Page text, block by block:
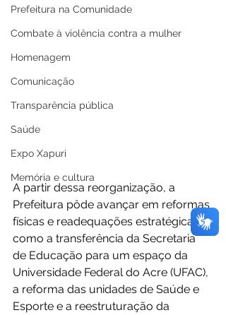
Prefeitura na Comunidade
Combate à violência contra a mulher
Homenagem
Comunicação
Transparência pública
Saúde
Expo Xapuri
Memória e cultura
A partir dessa reorganização, a
Prefeitura pôde avançar em reformas
físicas e readequações estratégicas,
como a transferência da Secretaria
de Educação para um espaço da
Universidade Federal do Acre (UFAC),
a reforma das unidades de Saúde e
Esporte e a reestruturação da